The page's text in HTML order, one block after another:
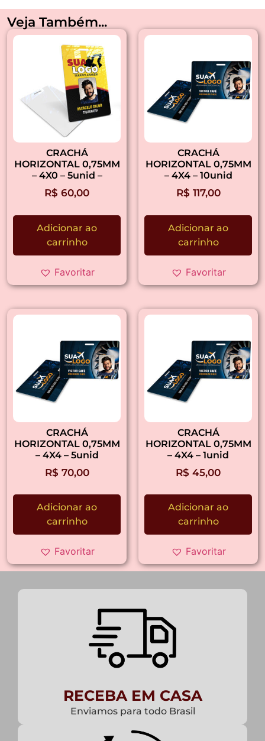
Veja Também...
CRACHÁ
HORIZONTAL 0,75MM
– 4X0 – 5unid –
R$ 60,00
Adicionar ao
carrinho
Favoritar
CRACHÁ
HORIZONTAL 0,75MM
– 4X4 – 10unid
R$ 117,00
Adicionar ao
carrinho
Favoritar
CRACHÁ
HORIZONTAL 0,75MM
– 4X4 – 5unid
R$ 70,00
Adicionar ao
carrinho
Favoritar
CRACHÁ
HORIZONTAL 0,75MM
– 4X4 – 1unid
R$ 45,00
Adicionar ao
carrinho
Favoritar
RECEBA EM CASA
Enviamos para todo Brasil